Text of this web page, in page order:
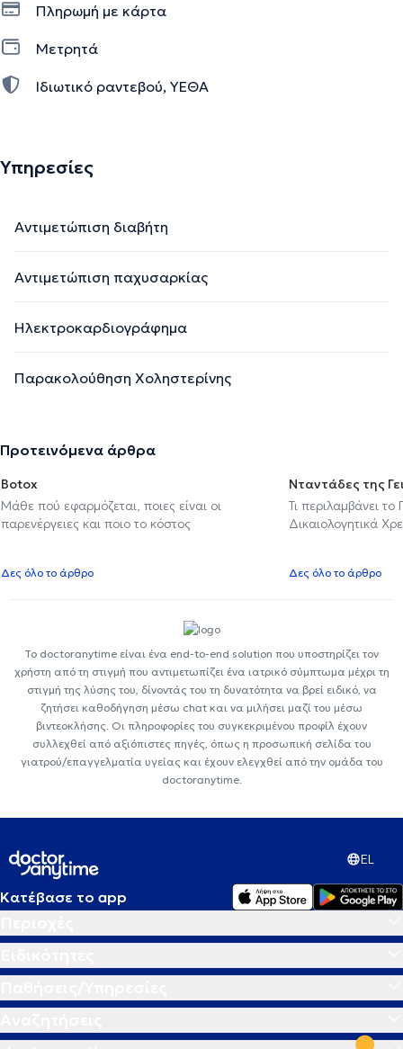
Πληρωμή με κάρτα
Μετρητά
Ιδιωτικό ραντεβού, ΥΕΘΑ
Υπηρεσίες
Αντιμετώπιση διαβήτη
Αντιμετώπιση παχυσαρκίας
Ηλεκτροκαρδιογράφημα
Παρακολούθηση Χοληστερίνης
Προτεινόμενα άρθρα
Botox
Μάθε πού εφαρμόζεται, ποιες είναι οι
παρενέργειες και ποιο το κόστος
Δες όλο το άρθρο
Νταντάδες της
Τι περιλαμβάνει
Δικαιολογητικά
Δες όλο το άρθρο
Το doctoranytime είναι ένα end-to-end solution που υποστηρίζει τον
χρήστη από τη στιγμή που αντιμετωπίζει ένα ιατρικό σύμπτωμα μέχρι τη
στιγμή της λύσης του, δίνοντάς του τη δυνατότητα να βρεί ειδικό, να
ζητήσει καθοδήγηση μέσω chat και να μιλήσει μαζί του μέσω
βιντεοκλήσης. Οι πληροφορίες του συγκεκριμένου προφίλ έχουν
συλλεχθεί από αξιόπιστες πηγές, όπως η προσωπική σελίδα του
γιατρού/επαγγελματία υγείας και έχουν ελεγχθεί από την ομάδα του
doctoranytime.
EL
Κατέβασε το app